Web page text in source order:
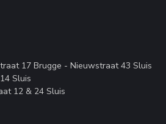
17 Brugge - Nieuwstraat 43 Sluis
Sluis
12 & 24 Sluis